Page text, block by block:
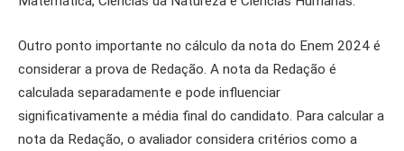
Outro ponto importante no cálculo da nota do Enem 2024 é
considerar a prova de Redação. A nota da Redação é
calculada separadamente e pode influenciar
significativamente a média final do candidato. Para calcular a
nota da Redação, o avaliador considera critérios como a